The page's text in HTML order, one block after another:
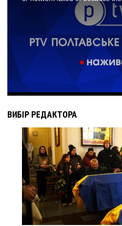
ВИБІР РЕДАКТОРА